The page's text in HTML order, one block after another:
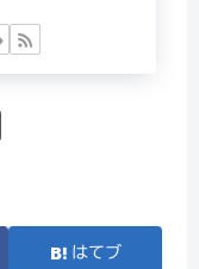
はてブ